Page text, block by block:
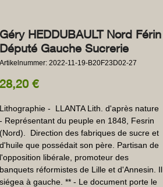
Géry HEDDUBAULT Nord Férin
Député Gauche Sucrerie
Artikelnummer: 2022-11-19-B20F23D02-27
28,20 €Preis
Lithographie -  LLANTA Lith. d'après nature
- Représentant du peuple en 1848, Fesrin
(Nord).  Direction des fabriques de sucre et
d'huile que possédait son père. Partisan de
l'opposition libérale, promoteur des
banquets réformistes de Lille et d'Annesin. Il
siégea à gauche. ** - Le document porte le